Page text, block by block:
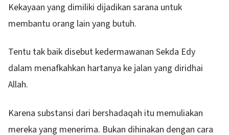
Kekayaan yang dimiliki dijadikan sarana untuk
membantu orang lain yang butuh.
Tentu tak baik disebut kedermawanan Sekda Edy
dalam menafkahkan hartanya ke jalan yang diridhai
Allah.
Karena substansi dari bershadaqah itu memuliakan
mereka yang menerima. Bukan dihinakan dengan cara